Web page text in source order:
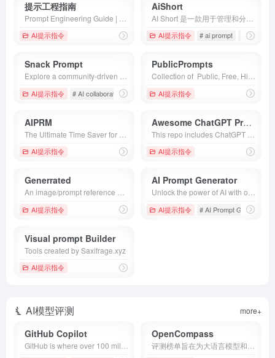
提示工程指南
AI提示指令
AiShort
AI提示指令 # ai prompt # AI
Snack Prompt
AI提示指令 # AI collaboration # AI prompt community # AI prompt platform
PublicPrompts
AI提示指令
AIPRM
AI提示指令
Awesome ChatGPT Prompts
AI提示指令
Generrated
AI提示指令
AI Prompt Generator
AI提示指令 # AI Prompt Generator
Visual prompt Builder
Tools created by Saxifrage.xyz
AI提示指令
AI模型评测 more+
GitHub Copilot OpenCompass